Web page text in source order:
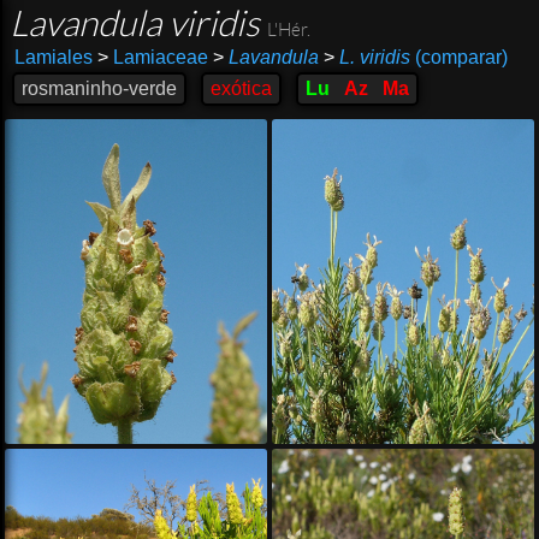
Lavandula viridis L'Hér.
Lamiales >Lamiaceae > Lavandula > L. viridis(comparar)
rosmaninho-verde
exótica Lu Az Ma